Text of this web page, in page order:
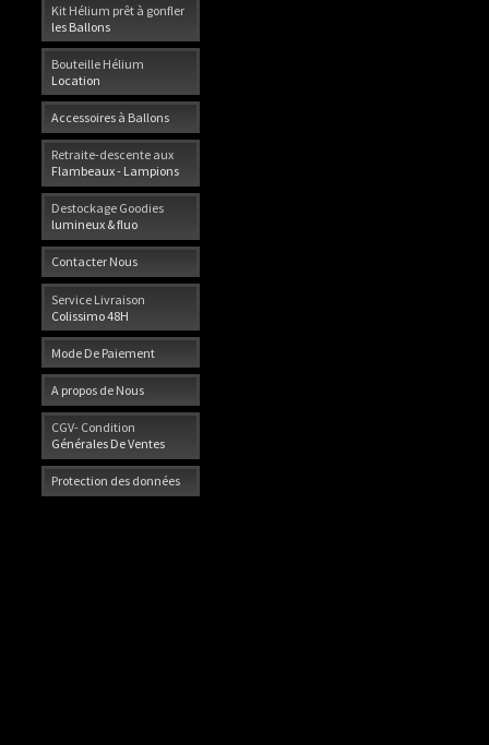
Kit Hélium prêt à gonfler
les Ballons
Bouteille Hélium
Location
Accessoires à Ballons
Retraite-descente aux
Flambeaux - Lampions
Destockage Goodies
lumineux & fluo
Contacter Nous
Service Livraison
Colissimo 48H
Mode De Paiement
A propos de Nous
CGV- Condition
Générales De Ventes
Protection des données